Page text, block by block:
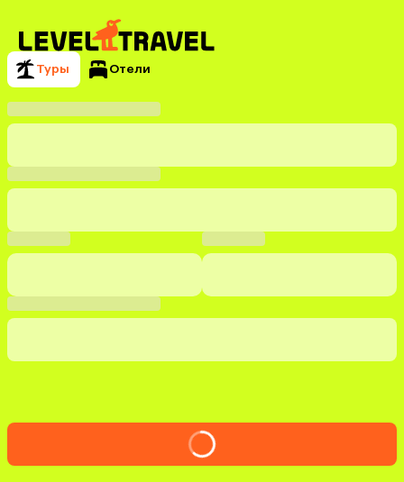
Туры Отели